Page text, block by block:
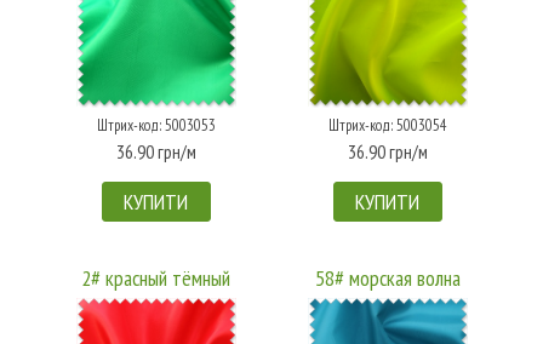
Штрих-код: 5003053
36.90 грн/м
КУПИТИ
Штрих-код: 5003054
36.90 грн/м
КУПИТИ
2# красный тёмный 58# морская волна